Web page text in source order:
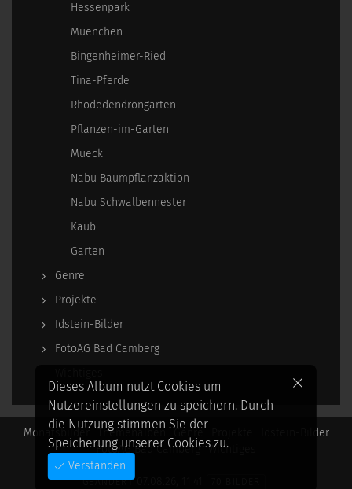
Hessenpark
Muenchen
Bingenheimer-Ried
Tina-Pferde
Rhodedendrongarten
Pflanzen-im-Garten
Mueck
Nabu Baumpflanzaktion
Nabu Schwalbennester
Kaub
Garten
Genre
Projekte
Idstein-Bilder
FotoAG Bad Camberg
Monatsbilder Themenalben Genre
Idstein-Bilder
FotoAG Bad Camberg Wichtiges
GEÄNDERT07.08.26, 11:41
Dieses Album nutzt Cookies um
Nutzereinstellungen zu speichern. Durch
die Nutzung stimmen Sie der
Speicherung unserer Cookies zu.
Verstanden